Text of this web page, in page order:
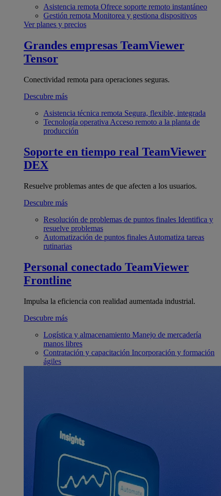
Asistencia remota Ofrece soporte remoto instantáneo
Gestión remota Monitorea y gestiona dispositivos
Ver planes y precios
Grandes empresas TeamViewer
Tensor
Conectividad remota para operaciones seguras.
Descubre más
Asistencia técnica remota Segura, flexible, integrada
Tecnología operativa Acceso remoto a la planta de
producción
Soporte en tiempo real TeamViewer
DEX
Resuelve problemas antes de que afecten a los usuarios.
Descubre más
Resolución de problemas de puntos finales Identifica y
resuelve problemas
Automatización de puntos finales Automatiza tareas
rutinarias
Personal conectado TeamViewer
Frontline
Impulsa la eficiencia con realidad aumentada industrial.
Descubre más
Logística y almacenamiento Manejo de mercadería
manos libres
Contratación y capacitación Incorporación y formación
ágiles